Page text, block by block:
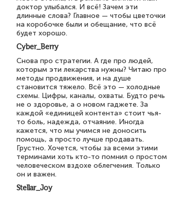
доктор улыбался. И всё! Зачем эти
длинные слова? Главное — чтобы цветочки
на коробочке были и обещание, что всё
будет хорошо.
Cyber_Berry
Снова про стратегии. А где про людей,
которым эти лекарства нужны? Читаю про
методы продвижения, и на душе
становится тяжело. Всё это — холодные
схемы. Цифры, каналы, охваты. Будто речь
не о здоровье, а о новом гаджете. За
каждой «единицей контента» стоит чья-
то боль, надежда, отчаяние. Иногда
кажется, что мы учимся не доносить
помощь, а просто лучше продавать.
Грустно. Хочется, чтобы за всеми этими
терминами хоть кто-то помнил о простом
человеческом вздохе облегчения. Только
он и важен.
Stellar_Joy